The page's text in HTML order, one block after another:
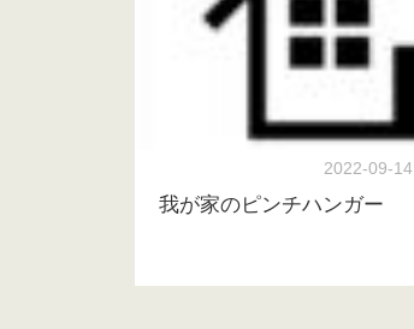
2022-09-14
我が家のピンチハンガー